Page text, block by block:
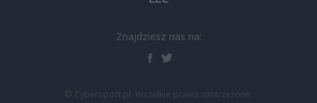
Znajdziesz nas na: